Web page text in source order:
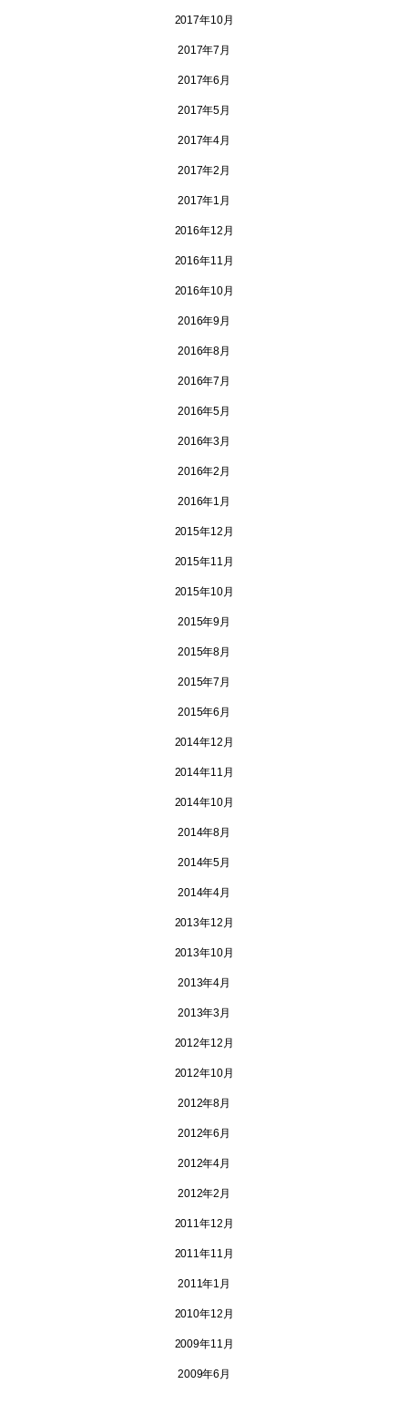
2017年10月
2017年7月
2017年6月
2017年5月
2017年4月
2017年2月
2017年1月
2016年12月
2016年11月
2016年10月
2016年9月
2016年8月
2016年7月
2016年5月
2016年3月
2016年2月
2016年1月
2015年12月
2015年11月
2015年10月
2015年9月
2015年8月
2015年7月
2015年6月
2014年12月
2014年11月
2014年10月
2014年8月
2014年5月
2014年4月
2013年12月
2013年10月
2013年4月
2013年3月
2012年12月
2012年10月
2012年8月
2012年6月
2012年4月
2012年2月
2011年12月
2011年11月
2011年1月
2010年12月
2009年11月
2009年6月